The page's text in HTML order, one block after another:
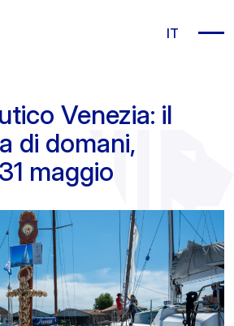
IT
Venezia: il
di domani,
maggio